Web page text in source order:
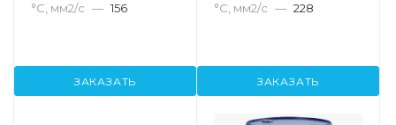
°С, мм2/с — 156
ЗАКАЗАТЬ
°С, мм2/с — 228
ЗАКАЗАТЬ